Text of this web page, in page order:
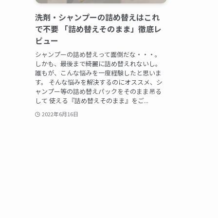
洗剤・シャンプーの詰め替えはこれ
で不要 「詰め替えそのまま」徹底レ
ビュー
シャンプーの詰め替えって面倒だな・・・。
しかも、最後まで綺麗に詰め替えれないし。
誰もが、こんな悩みを一度経験したと思いま
す。 そんな悩みを解決するのにオススメ、シ
ャンプー等の詰め替えパックをそのまま吊る
して 使える『詰め替えそのまま』をご...
2022年6月16日